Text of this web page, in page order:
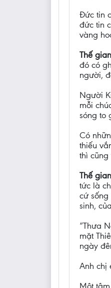
Đức tin
đức tin
vàng
Thế
đó có
người,
Người
mỗi
sóng to
Có
thiếu
thì cũng
Thế
tức là
cứ
sinh,
“Thưa
mặt
ngày
Anh chị